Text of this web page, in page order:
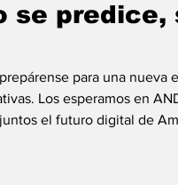
se predice,
para una nueva
Los esperamos en
el futuro digital de